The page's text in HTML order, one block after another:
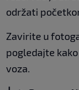
održati
Zavirite u
pogledajte
voza.